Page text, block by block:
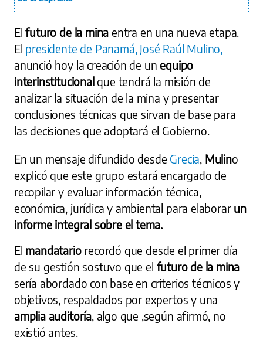
El futuro de la mina entra en una nueva etapa.
El presidente de Panamá, José Raúl Mulino,
anunció hoy la creación de un equipo
interinstitucional que tendrá la misión de
analizar la situación de la mina y presentar
conclusiones técnicas que sirvan de base para
las decisiones que adoptará el Gobierno.
En un mensaje difundido desde Grecia Mulino
explicó que este grupo estará encargado de
recopilar y evaluar información técnica,
económica, jurídica y ambiental para elaborar un
informe integral sobre el tema.
El mandatariorecordó que desde el primer día
de su gestión sostuvo que el futuro de la mina
sería abordado con base en criterios técnicos y
objetivos, respaldados por expertos y una
amplia auditoría, algo que ,según afirmó, no
existió antes.